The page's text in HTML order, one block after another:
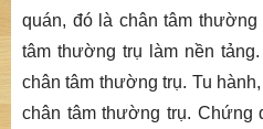
quán, đó là chân tâm
tâm thường trụ làm nền
chân tâm thường trụ. Tu
chân tâm thường trụ. Chứng